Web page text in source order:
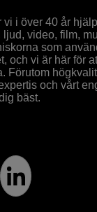
i över 40 år
video, film,
som
och vi är här för
Förutom
och vårt
bäst.